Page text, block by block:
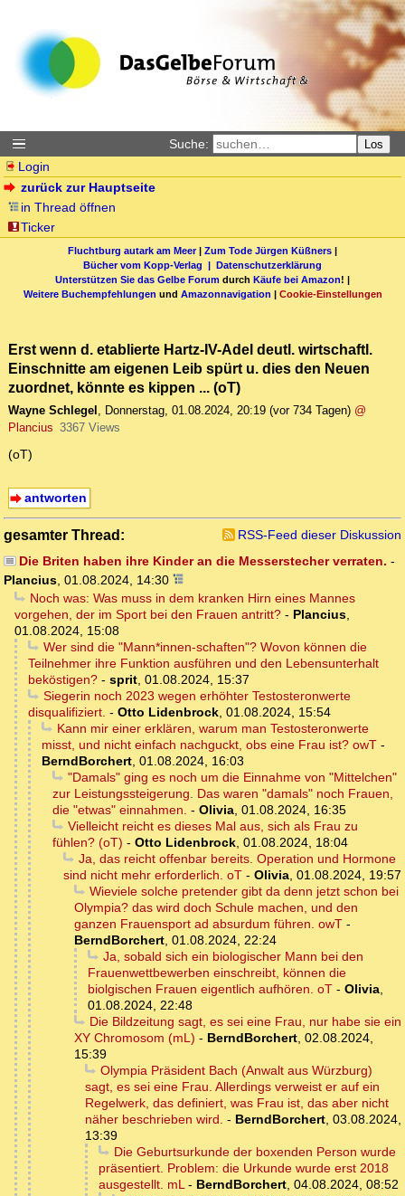
Suche: Los
Login
zurück zur Hauptseite
in Thread öffnen
Ticker
Fluchtburg autark am Meer| Zum Tode Jürgen Küßners |
Bücher vom Kopp-Verlag | Datenschutzerklärung
Unterstützen Sie das Gelbe Forum durch Käufe bei Amazon! |
Weitere Buchempfehlungen und Amazonnavigation | Cookie-Einstellungen
Erst wenn d. etablierte Hartz-IV-Adel deutl. wirtschaftl.
Einschnitte am eigenen Leib spürt u. dies den Neuen
zuordnet, könnte es kippen ... (oT)
Wayne Schlegel , Donnerstag, 01.08.2024, 20:19 (vor 734 Tagen) @
Plancius 3367 Views
(oT)
antworten
gesamter Thread:
RSS-Feed dieser Diskussion
Die Briten haben ihre Kinder an die Messerstecher verraten. -
Plancius, 01.08.2024, 14:30
Noch was: Was muss in dem kranken Hirn eines Mannes
vorgehen, der im Sport bei den Frauen antritt? - Plancius,
01.08.2024, 15:08
Wer sind die "Mann*innen-schaften"? Wovon können die
Teilnehmer ihre Funktion ausführen und den Lebensunterhalt
beköstigen? - sprit, 01.08.2024, 15:37
Siegerin noch 2023 wegen erhöhter Testosteronwerte
disqualifiziert. - Otto Lidenbrock, 01.08.2024, 15:54
Kann mir einer erklären, warum man Testosteronwerte
misst, und nicht einfach nachguckt, obs eine Frau ist? owT -
BerndBorchert, 01.08.2024, 16:03
"Damals" ging es noch um die Einnahme von "Mittelchen"
zur Leistungssteigerung. Das waren "damals" noch Frauen,
die "etwas" einnahmen. - Olivia, 01.08.2024, 16:35
Vielleicht reicht es dieses Mal aus, sich als Frau zu
fühlen? (oT) - Otto Lidenbrock, 01.08.2024, 18:04
Ja, das reicht offenbar bereits. Operation und Hormone
sind nicht mehr erforderlich. oT - Olivia, 01.08.2024, 19:57
Wieviele solche pretender gibt da denn jetzt schon bei
Olympia? das wird doch Schule machen, und den
ganzen Frauensport ad absurdum führen. owT -
BerndBorchert, 01.08.2024, 22:24
Ja, sobald sich ein biologischer Mann bei den
Frauenwettbewerben einschreibt, können die
biolgischen Frauen eigentlich aufhören. oT - Olivia,
01.08.2024, 22:48
Die Bildzeitung sagt, es sei eine Frau, nur habe sie ein
XY Chromosom (mL) - BerndBorchert, 02.08.2024,
15:39
Olympia Präsident Bach (Anwalt aus Würzburg)
sagt, es sei eine Frau. Allerdings verweist er auf ein
Regelwerk, das definiert, was Frau ist, das aber nicht
näher beschrieben wird. - BerndBorchert, 03.08.2024,
13:39
Die Geburtsurkunde der boxenden Person wurde
präsentiert. Problem: die Urkunde wurde erst 2018
ausgestellt. mL- BerndBorchert, 04.08.2024, 08:52